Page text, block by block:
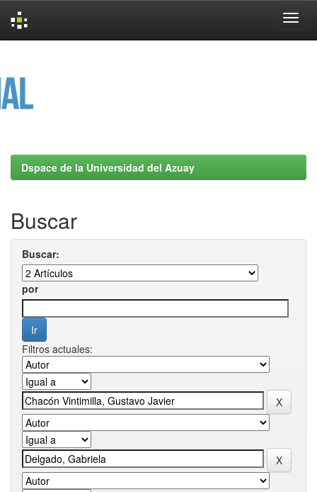
Dspace de la Universidad del Azuay
Buscar
Buscar:
por
Filtros actuales: